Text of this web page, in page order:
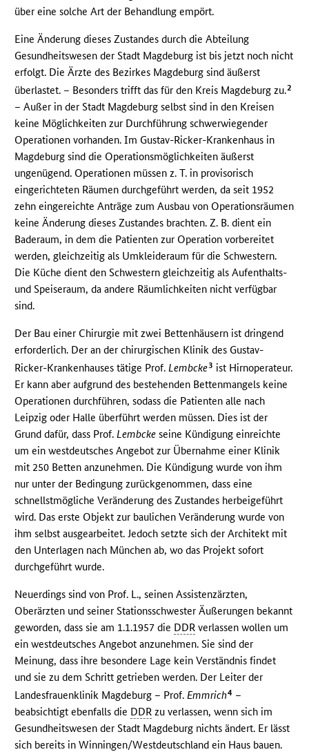
über eine solche Art der Behandlung empört.
Eine Änderung dieses Zustandes durch die Abteilung
Gesundheitswesen der Stadt Magdeburg ist bis jetzt noch nicht
erfolgt. Die Ärzte des Bezirkes Magdeburg sind äußerst
überlastet. – Besonders trifft das für den Kreis Magdeburg zu.2
– Außer in der Stadt Magdeburg selbst sind in den Kreisen
keine Möglichkeiten zur Durchführung schwerwiegender
Operationen vorhanden. Im Gustav-Ricker-Krankenhaus in
Magdeburg sind die Operationsmöglichkeiten äußerst
ungenügend. Operationen müssen z. T. in provisorisch
eingerichteten Räumen durchgeführt werden, da seit 1952
zehn eingereichte Anträge zum Ausbau von Operationsräumen
keine Änderung dieses Zustandes brachten. Z. B. dient ein
Baderaum, in dem die Patienten zur Operation vorbereitet
werden, gleichzeitig als Umkleideraum für die Schwestern.
Die Küche dient den Schwestern gleichzeitig als Aufenthalts-
und Speiseraum, da andere Räumlichkeiten nicht verfügbar
sind.
Der Bau einer Chirurgie mit zwei Bettenhäusern ist dringend
erforderlich. Der an der chirurgischen Klinik des Gustav-
Ricker-Krankenhauses tätige Prof.Lembcke3 ist Hirnoperateur.
Er kann aber aufgrund des bestehenden Bettenmangels keine
Operationen durchführen, sodass die Patienten alle nach
Leipzig oder Halle überführt werden müssen. Dies ist der
Grund dafür, dass Prof.Lembcke seine Kündigung einreichte
um ein westdeutsches Angebot zur Übernahme einer Klinik
mit 250 Betten anzunehmen. Die Kündigung wurde von ihm
nur unter der Bedingung zurückgenommen, dass eine
schnellstmögliche Veränderung des Zustandes herbeigeführt
wird. Das erste Objekt zur baulichen Veränderung wurde von
ihm selbst ausgearbeitet. Jedoch setzte sich der Architekt mit
den Unterlagen nach München ab, wo das Projekt sofort
durchgeführt wurde.
Neuerdings sind von Prof. L., seinen Assistenzärzten,
Oberärzten und seiner Stationsschwester Äußerungen bekannt
geworden, dass sie am 1.1.1957 die DDR verlassen wollen um
ein westdeutsches Angebot anzunehmen. Sie sind der
Meinung, dass ihre besondere Lage kein Verständnis findet
und sie zu dem Schritt getrieben werden. Der Leiter der
Landesfrauenklinik Magdeburg – Prof. Emmrich4 –
beabsichtigt ebenfalls die DDR zu verlassen, wenn sich im
Gesundheitswesen der Stadt Magdeburg nichts ändert. Er lässt
sich bereits in Winningen/Westdeutschland ein Haus bauen.